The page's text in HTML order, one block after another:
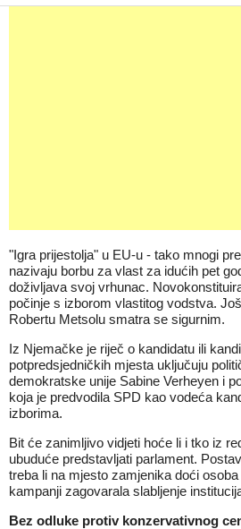
"Igra prijestolja" u EU-u - tako mnogi
nazivaju borbu za vlast za idućih pet
doživljava svoj vrhunac.
počinje s izborom vlastitog vodstva.
Robertu Metsolu smatra se sigurnim.
Iz Njemačke je riječ o kandidatu ili
potpredsjedničkih mjesta uključuju
demokratske unije Sabine Verheyen i
koja je predvodila SPD kao vodeća
izborima.
Bit će zanimljivo vidjeti hoće li i tko iz
ubuduće predstavljati parlament.
treba li na mjesto zamjenika doći
kampanji zagovarala slabljenje
Bez odluke protiv konzervativnog